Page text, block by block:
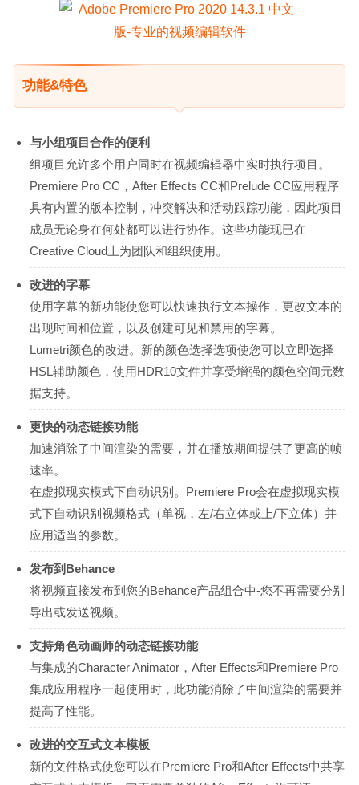
功能&特色
与小组项目合作的便利
组项目允许多个用户同时在视频编辑器中实时执行项目。
Premiere Pro CC，After Effects CC和Prelude CC应用程序
具有内置的版本控制，冲突解决和活动跟踪功能，因此项目
成员无论身在何处都可以进行协作。这些功能现已在
Creative Cloud上为团队和组织使用。
改进的字幕
使用字幕的新功能使您可以快速执行文本操作，更改文本的
出现时间和位置，以及创建可见和禁用的字幕。
Lumetri颜色的改进。新的颜色选择选项使您可以立即选择
HSL辅助颜色，使用HDR10文件并享受增强的颜色空间元数
据支持。
更快的动态链接功能
加速消除了中间渲染的需要，并在播放期间提供了更高的帧
速率。
在虚拟现实模式下自动识别。Premiere Pro会在虚拟现实模
式下自动识别视频格式（单视，左/右立体或上/下立体）并
应用适当的参数。
发布到Behance
将视频直接发布到您的Behance产品组合中-您不再需要分别
导出或发送视频。
支持角色动画师的动态链接功能
与集成的Character Animator，After Effects和Premiere Pro
集成应用程序一起使用时，此功能消除了中间渲染的需要并
提高了性能。
改进的交互式文本模板
新的文件格式使您可以在Premiere Pro和After Effects中共享